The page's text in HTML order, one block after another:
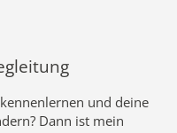
und deine
Dann ist mein